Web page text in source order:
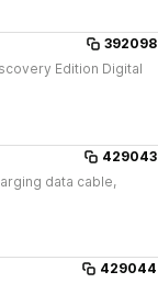
392098
Edition Digital
429043
data cable,
429044